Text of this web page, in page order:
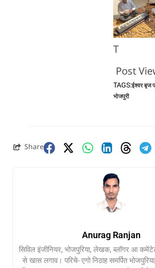
T
Post
TAGS:ईश्वर बृज
भोजपुरी
Share
Anurag Ranjan
सिविल इंजीनियर, भोजपुरिया, लेखक, ब्लॉगर आ
से खास लगाव। परिचे- एगो निठाह समर्पित